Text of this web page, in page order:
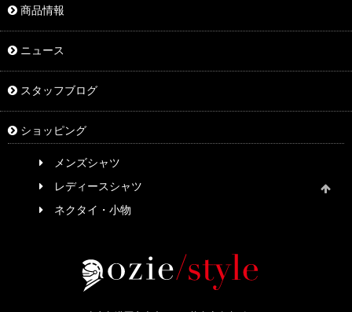
商品情報
ニュース
スタッフブログ
ショッピング
メンズシャツ
レディースシャツ
ネクタイ・小物